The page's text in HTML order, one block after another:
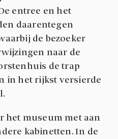
entree en het
daarentegen
de bezoeker
naar de
de trap
in het rijkst versierde
het museum met aan
kabinetten. In de